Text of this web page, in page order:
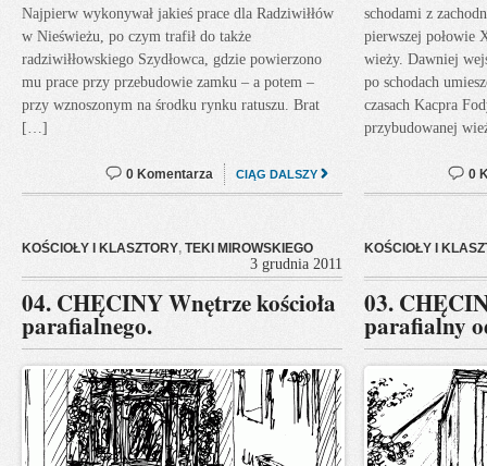
Najpierw wykonywał jakieś prace dla Radziwiłłów
w Nieświeżu, po czym trafił do także
radziwiłłowskiego Szydłowca, gdzie powierzono
mu prace przy przebudowie zamku – a potem –
przy wznoszonym na środku rynku ratuszu. Brat
[…]
CIĄG DALSZY
0 Komentarza
schodami z
pierwszej połowie
wieży. Dawniej
po schodach
czasach Kacpra
przybudowanej
0
KOŚCIOŁY I KLASZTORY, TEKI MIROWSKIEGO
3 grudnia 2011
04. CHĘCINY Wnętrze kościoła
parafialnego.
KOŚCIOŁY I
03.
parafialny